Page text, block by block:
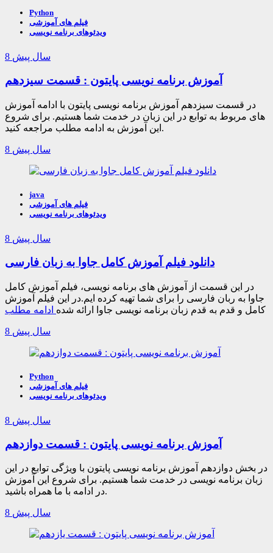
Python
فیلم های آموزشی
ویدئوهای برنامه نویسی
8 سال پیش
آموزش برنامه نویسی پایتون : قسمت سیزدهم
در قسمت سیزدهم آموزش برنامه نویسی پایتون با ادامه آموزش
های مربوط به توابع در این زبان در خدمت شما هستیم. برای شروع
این آموزش به ادامه مطلب مراجعه کنید.
8 سال پیش
java
فیلم های آموزشی
ویدئوهای برنامه نویسی
8 سال پیش
دانلود فیلم آموزش کامل جاوا به زبان فارسی
در این قسمت از آموزش های برنامه نویسی، فیلم آموزش کامل
جاوا به ربان فارسی را برای شما تهیه کرده ایم.در این فیلم آموزش
کامل و قدم به قدم زبان برنامه نویسی جاوا ارائه شده ادامه مطلب
8 سال پیش
Python
فیلم های آموزشی
ویدئوهای برنامه نویسی
8 سال پیش
آموزش برنامه نویسی پایتون : قسمت دوازدهم
در بخش دوازدهم آموزش برنامه نویسی پایتون با ویژگی توابع در این
زبان برنامه نویسی در خدمت شما هستیم. برای شروع این آموزش
در ادامه با ما همراه باشید.
8 سال پیش